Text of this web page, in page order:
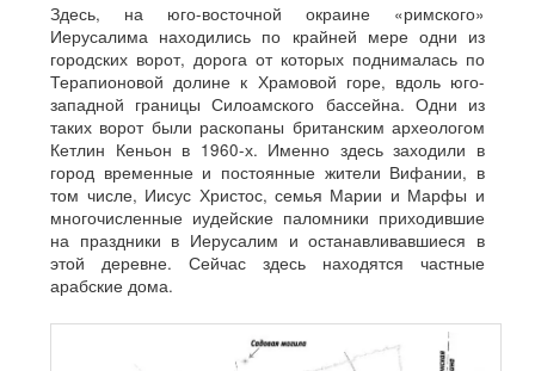
Здесь, на юго-восточной окраине «римского»
Иерусалима находились по крайней мере одни из
городских ворот, дорога от которых поднималась по
Терапионовой долине к Храмовой горе, вдоль юго-
западной границы Силоамского бассейна. Одни из
таких ворот были раскопаны британским археологом
Кетлин Кеньон в 1960-х. Именно здесь заходили в
город временные и постоянные жители Вифании, в
том числе, Иисус Христос, семья Марии и Марфы и
многочисленные иудейские паломники приходившие
на праздники в Иерусалим и останавливавшиеся в
этой деревне. Сейчас здесь находятся частные
арабские дома.